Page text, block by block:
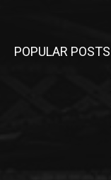
POPULAR POSTS